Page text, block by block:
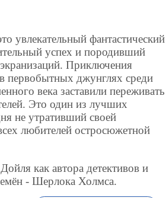
фан­тастический
успех и породивший
Приключения
первобытных джунглях среди
века заставили переживать
Это один из лучших
не утра­тивший своей
любителей остросюжетной
как автора детективов и
- Шерлока Холмса.